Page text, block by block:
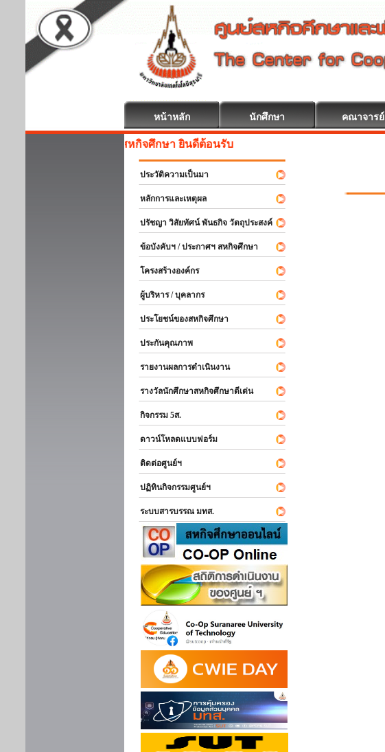
หน้าหลัก นักศึกษา คณาจารย์
สหกิจศึกษา ยินดีต้อนรับ
ประวัติความเป็นมา
หลักการและเหตุผล
ปรัชญา วิสัยทัศน์ พันธกิจ วัตถุประสงค์
ข้อบังคับฯ / ประกาศฯ สหกิจศึกษา
โครงสร้างองค์กร
ผู้บริหาร / บุคลากร
ประโยชน์ของสหกิจศึกษา
ประกันคุณภาพ
รายงานผลการดำเนินงาน
รางวัลนักศึกษาสหกิจศึกษาดีเด่น
กิจกรรม 5ส.
ดาวน์โหลดแบบฟอร์ม
ติดต่อศูนย์ฯ
ปฏิทินกิจกรรมศูนย์ฯ
ระบบสารบรรณ มทส.